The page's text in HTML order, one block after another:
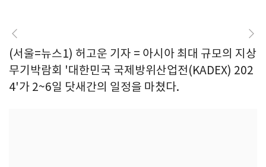
(서울=뉴스1) 허고운 기자 = 아시아 최대 규모의 지상
무기박람회 '대한민국 국제방위산업전(KADEX) 202
4'가 2~6일 닷새간의 일정을 마쳤다.